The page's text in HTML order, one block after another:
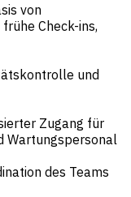
von
Check-ins,
und
Zugang für
Wartungspersonal
des Teams